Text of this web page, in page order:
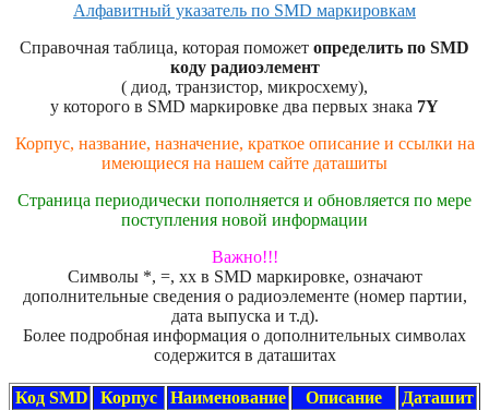
Алфавитный указатель по SMD маркировкам
Справочная таблица, которая поможет определить по SMD
коду радиоэлемент
( диод, транзистор, микросхему),
у которого в SMD маркировке два первых знака 7Y
Корпус, название, назначение, краткое описание и ссылки на
имеющиеся на нашем сайте даташиты
Страница периодически пополняется и обновляется по мере
поступления новой информации
Важно!!!
Символы *, =, xx в SMD маркировке, означают
дополнительные сведения о радиоэлементе (номер партии,
дата выпуска и т.д).
Более подробная информация о дополнительных символах
содержится в даташитах
Код SMD Корпус Наименование Описание Даташит